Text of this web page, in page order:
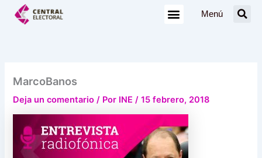
Menú
MarcoBanos
Deja un comentario / Por INE/15 febrero, 2018